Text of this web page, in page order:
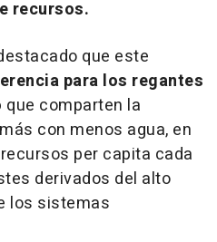
recursos.
que este
para los regantes
que comparten la
con menos agua, en
per capita cada
derivados del alto
los sistemas